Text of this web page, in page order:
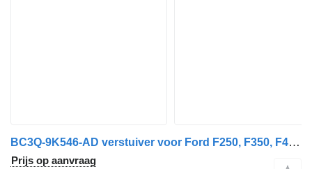
BC3Q-9K546-AD verstuiver voor Ford F250, F350, F450, F550 auto
Prijs op aanvraag